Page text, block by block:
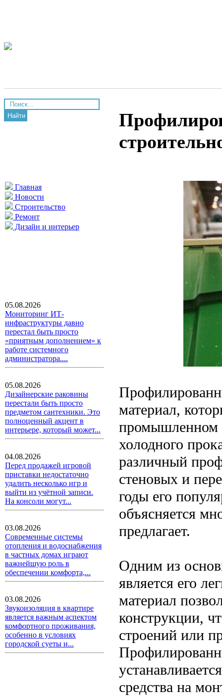
Найти
Главная
Новости
Строительство
Ремонт
Дизайн и интерьер
05.08.2026
Мониторинг ИТ-
инфраструктуры давно
перестал быть просто
«приятным дополнением» к
работе системного
администратора....
05.08.2026
Дизайнерские раковины
перестали быть просто
предметом сантехники. Это
полноценный акцент в
интерьере, который может...
04.08.2026
Перед продажей игровой
приставки недостаточно
удалить несколько игр и
выйти из учётной записи.
На консоли могут...
03.08.2026
Современные системы
отопления и водоснабжения
в частных домах играют
важнейшую роль в
обеспечении комфорта,...
03.08.2026
Звукоизоляция в квартире
является важным аспектом
комфортного проживания,
особенно в условиях
городской суеты и...
материал,
промышленном
холодного
различный
стеновых и
годы его
объясняется
предлагает.
Одним из
является его
материал
конструкции,
строений или
средства на